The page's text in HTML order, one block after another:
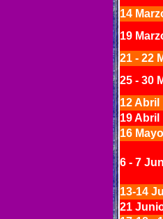
14
19
21 - 22
25 - 30
12 Abril
19 Abril
16 Mayo
6 - 7
13-14
21